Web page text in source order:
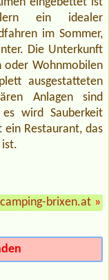
ein idealer
im Sommer,
Die Unterkunft
oder Wohnmobilen
ausgestatteten
Anlagen sind
wird Sauberkeit
ein Restaurant, das
brixen.at »